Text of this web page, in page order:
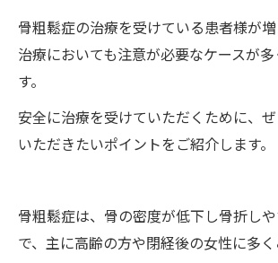
骨粗鬆症の治療を受けている患者様が
治療においても注意が必要なケースが
す。
安全に治療を受けていただくために、
いただきたいポイントをご紹介します。
骨粗鬆症は、骨の密度が低下し骨折し
で、主に高齢の方や閉経後の女性に多く